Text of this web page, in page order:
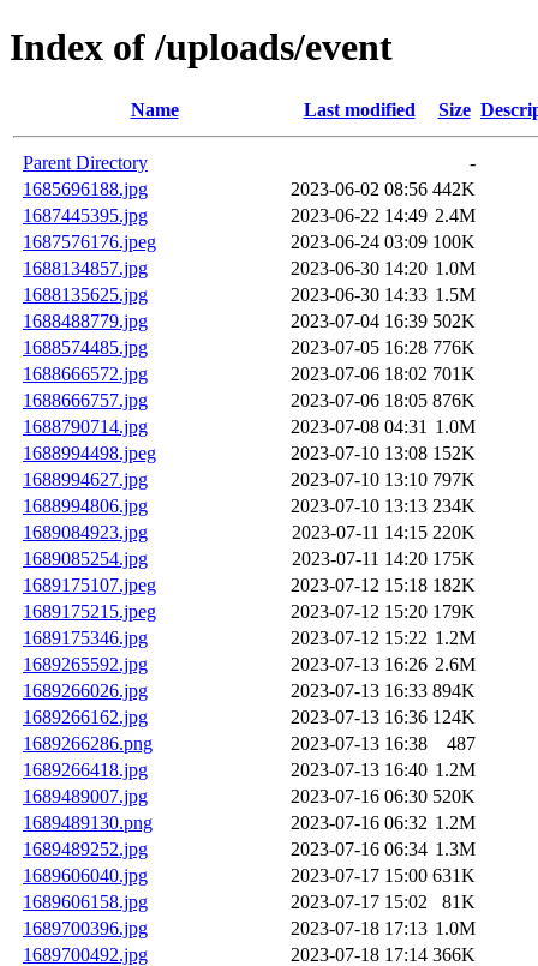
Index of /uploads/event
Name Last modified Size
Parent Directory
-
1685696188.jpg
2023-06-02 08:56 442K
1687445395.jpg
2023-06-22 14:49 2.4M
1687576176.jpeg
2023-06-24 03:09 100K
1688134857.jpg
2023-06-30 14:20 1.0M
1688135625.jpg
2023-06-30 14:33 1.5M
1688488779.jpg
2023-07-04 16:39 502K
1688574485.jpg
2023-07-05 16:28 776K
1688666572.jpg
2023-07-06 18:02 701K
1688666757.jpg
2023-07-06 18:05 876K
1688790714.jpg
2023-07-08 04:31 1.0M
1688994498.jpeg
2023-07-10 13:08 152K
1688994627.jpg
2023-07-10 13:10 797K
1688994806.jpg
2023-07-10 13:13 234K
1689084923.jpg
2023-07-11 14:15 220K
1689085254.jpg
2023-07-11 14:20 175K
1689175107.jpeg
2023-07-12 15:18 182K
1689175215.jpeg
2023-07-12 15:20 179K
1689175346.jpg
2023-07-12 15:22 1.2M
1689265592.jpg
2023-07-13 16:26 2.6M
1689266026.jpg
2023-07-13 16:33 894K
1689266162.jpg
2023-07-13 16:36 124K
1689266286.png
2023-07-13 16:38
487
1689266418.jpg
2023-07-13 16:40 1.2M
1689489007.jpg
2023-07-16 06:30 520K
1689489130.png
2023-07-16 06:32 1.2M
1689489252.jpg
2023-07-16 06:34 1.3M
1689606040.jpg
2023-07-17 15:00 631K
1689606158.jpg
2023-07-17 15:02
81K
1689700396.jpg
2023-07-18 17:13 1.0M
1689700492.jpg
2023-07-18 17:14 366K